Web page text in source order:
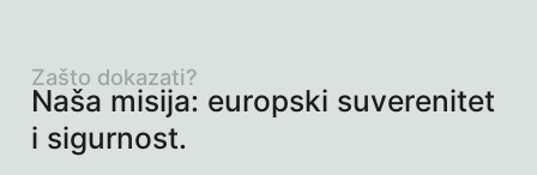
Naša misija: europski suverenitet
i sigurnost.
Zašto dokazati?